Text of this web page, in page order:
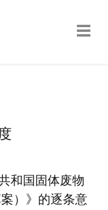
和国固体废物
）》的逐条意